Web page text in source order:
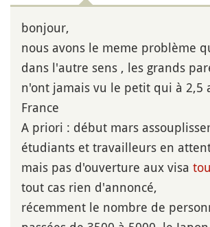
bonjour,
nous avons le meme problème
dans l'autre sens , les grands
n'ont jamais vu le petit qui à 2,5
France
A priori : début mars
étudiants et travailleurs en
mais pas d'ouverture aux visa
tout cas rien d'annoncé,
récemment le nombre de